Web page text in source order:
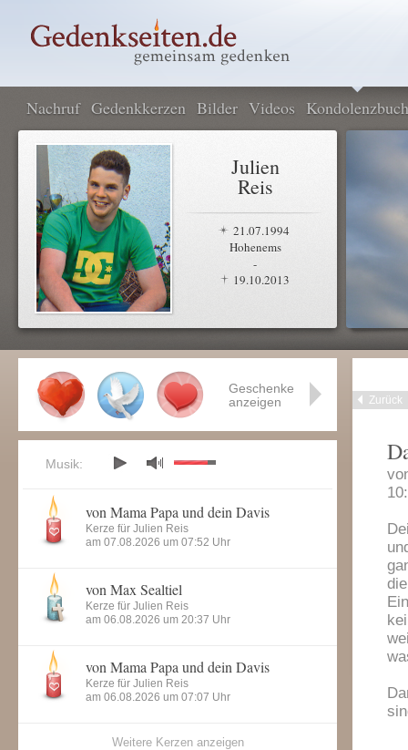
Nachruf Gedenkkerzen Bilder Videos Kondolenzbuch
Julien
Reis
21.07.1994
Hohenems
-
19.10.2013
Zurück
Geschenke
anzeigen
Musik:
von Mama Papa und dein Davis
Kerze für Julien Reis
am 07.08.2026 um 07:52 Uhr
von Max Sealtiel
Kerze für Julien Reis
am 06.08.2026 um 20:37 Uhr
von Mama Papa und dein Davis
Kerze für Julien Reis
am 06.08.2026 um 07:07 Uhr
Weitere Kerzen anzeigen